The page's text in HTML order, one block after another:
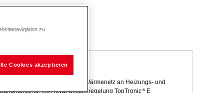
von Wärme aus einem Wärmenetz an Heizungs- und
mit Hoval Systemregelung TopTronic
E
zu
Cookies akzeptieren